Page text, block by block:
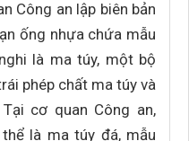
Công an lập biên bản
ống nhựa chứa mẫu
là ma túy, một bộ
phép chất ma túy và
cơ quan Công an,
là ma túy đá, mẫu